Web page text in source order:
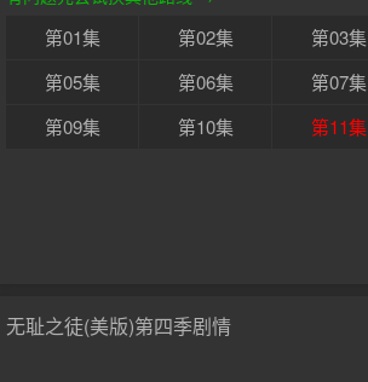
第01集 第02集 第03集
第05集
第06集 第07集
第09集
第10集 第11集
无耻之徒(美版)第四季剧情